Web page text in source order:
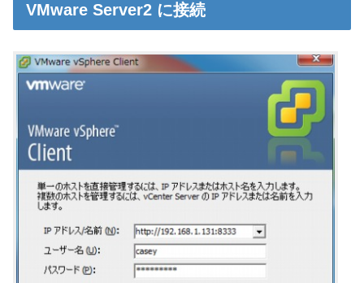
VMware Server2 に接続